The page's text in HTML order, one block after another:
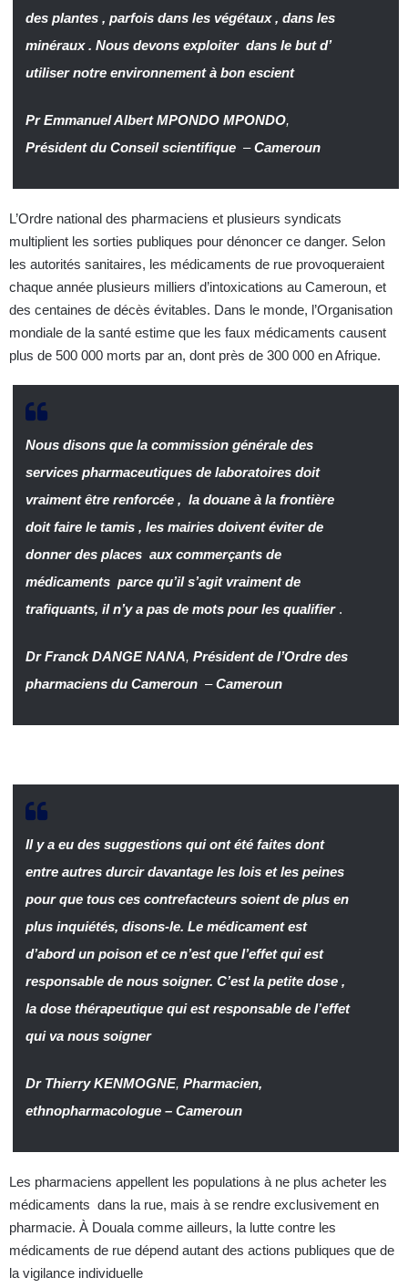
des plantes , parfois dans les végétaux , dans les
minéraux . Nous devons exploiter dans le but d’
utiliser notre environnement à bon escient
Pr Emmanuel Albert MPONDO MPONDO,
Président du Conseil scientifique –Cameroun
L’Ordre national des pharmaciens et plusieurs syndicats
multiplient les sorties publiques pour dénoncer ce danger. Selon
les autorités sanitaires, les médicaments de rue provoqueraient
chaque année plusieurs milliers d’intoxications au Cameroun, et
des centaines de décès évitables. Dans le monde, l’Organisation
mondiale de la santé estime que les faux médicaments causent
plus de 500 000 morts par an, dont près de 300 000 en Afrique.
Nous disons que la commission générale des
services pharmaceutiques de laboratoires doit
vraiment être renforcée , la douane à la frontière
doit faire le tamis , les mairies doivent éviter de
donner des places aux commerçants de
médicaments parce qu’il s’agit vraiment de
trafiquants, il n’y a pas de mots pour les qualifier .
Dr Franck DANGE NANA, Président de l’Ordre des
pharmaciens du Cameroun –Cameroun
Il y a eu des suggestions qui ont été faites dont
entre autres durcir davantage les lois et les peines
pour que tous ces contrefacteurs soient de plus en
plus inquiétés, disons-le. Le médicament est
d’abord un poison et ce n’est que l’effet qui est
responsable de nous soigner. C’est la petite dose ,
la dose thérapeutique qui est responsable de l’effet
qui va nous soigner
Dr Thierry KENMOGNE, Pharmacien,
ethnopharmacologue – Cameroun
Les pharmaciens appellent les populations à ne plus acheter les
médicaments dans la rue, mais à se rendre exclusivement en
pharmacie. À Douala comme ailleurs, la lutte contre les
médicaments de rue dépend autant des actions publiques que de
la vigilance individuelle